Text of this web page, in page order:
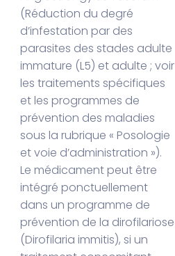
(Réduction du degré
d’infestation par des
parasites des stades adulte
immature (L5) et adulte ; voir
les traitements spécifiques
et les programmes de
prévention des maladies
sous la rubrique « Posologie
et voie d’administration »).
Le médicament peut être
intégré ponctuellement
dans un programme de
prévention de la dirofilariose
(Dirofilaria immitis), si un